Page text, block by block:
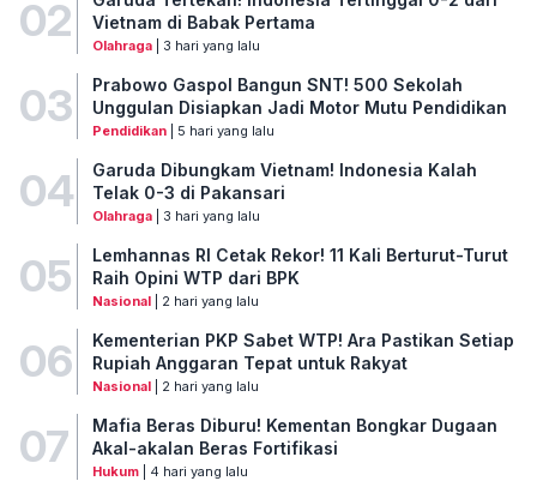
02
Vietnam di Babak Pertama
Olahraga| 3 hari yang lalu
03
Prabowo Gaspol Bangun SNT! 500 Sekolah
Unggulan Disiapkan Jadi Motor Mutu Pendidikan
Pendidikan| 5 hari yang lalu
04
Garuda Dibungkam Vietnam! Indonesia Kalah
Telak 0-3 di Pakansari
Olahraga| 3 hari yang lalu
05
Lemhannas RI Cetak Rekor! 11 Kali Berturut-Turut
Raih Opini WTP dari BPK
Nasional| 2 hari yang lalu
06
Kementerian PKP Sabet WTP! Ara Pastikan Setiap
Rupiah Anggaran Tepat untuk Rakyat
Nasional| 2 hari yang lalu
07
Mafia Beras Diburu! Kementan Bongkar Dugaan
Akal-akalan Beras Fortifikasi
Hukum| 4 hari yang lalu